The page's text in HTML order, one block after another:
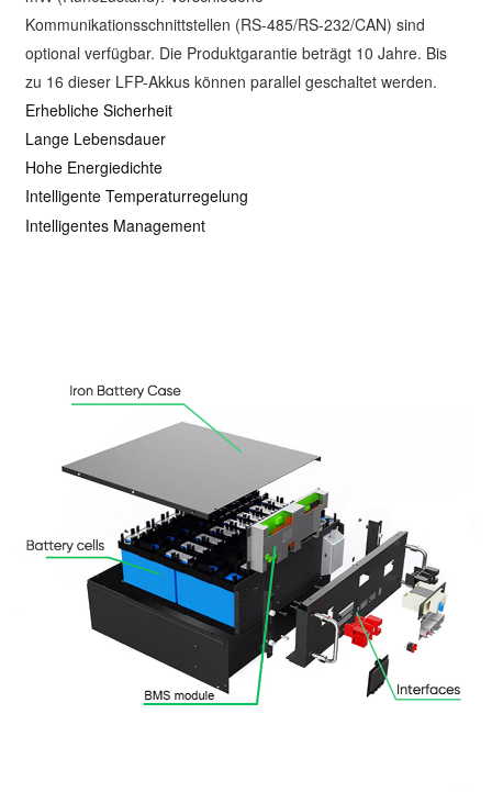
Kommunikationsschnittstellen (RS-485/RS-232/CAN) sind
optional verfügbar. Die Produktgarantie beträgt 10 Jahre. Bis
zu 16 dieser LFP-Akkus können parallel geschaltet werden.
Erhebliche Sicherheit
Lange Lebensdauer
Hohe Energiedichte
Intelligente Temperaturregelung
Intelligentes Management